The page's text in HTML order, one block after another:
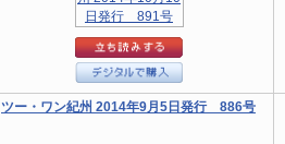
ツー・ワン紀州 2014年9月5日発行 886号